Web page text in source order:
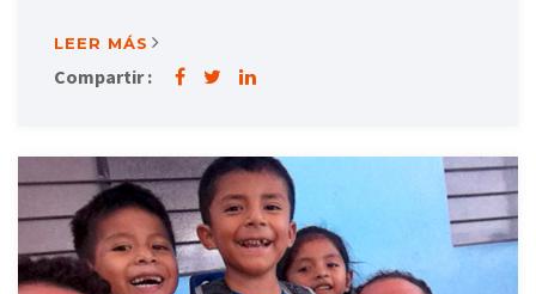
LEER MÁS
Compartir :